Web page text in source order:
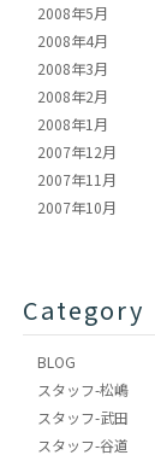
2008年5月
2008年4月
2008年3月
2008年2月
2008年1月
2007年12月
2007年11月
2007年10月
Category
BLOG
スタッフ-松嶋
スタッフ-武田
スタッフ-谷道